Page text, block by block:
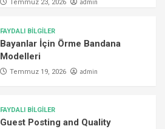
Temmuz 23, 2026
FAYDALI BİLGİLER
Bayanlar İçin Örme Bandana
Modelleri
Temmuz 19, 2026 admin
FAYDALI BİLGİLER
Guest Posting and Quality